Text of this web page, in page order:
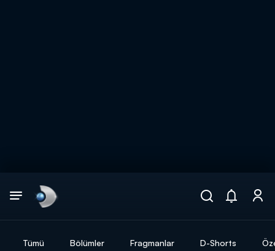
Tümü Bölümler Fragmanlar D-Shorts